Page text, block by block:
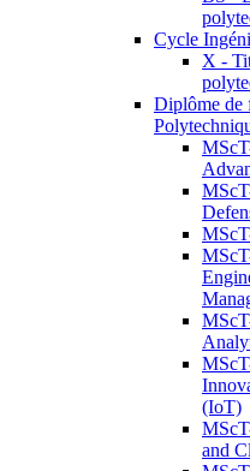
Cycle
X -
Diplôme de
(IoT)
and